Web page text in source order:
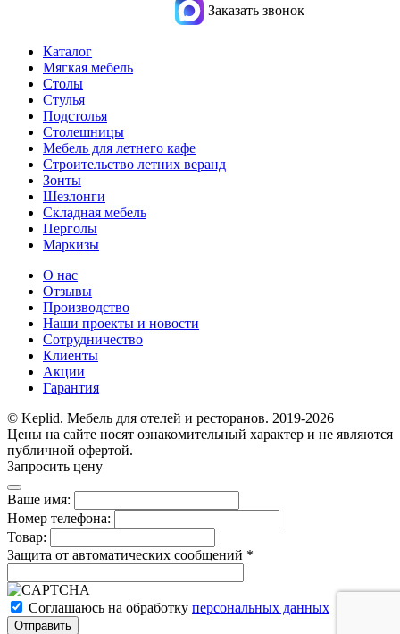
Заказать звонок
Каталог
Мягкая мебель
Столы
Стулья
Подстолья
Столешницы
Мебель для летнего кафе
Строительство летних веранд
Зонты
Шезлонги
Складная мебель
Перголы
Маркизы
О нас
Отзывы
Производство
Наши проекты и новости
Сотрудничество
Клиенты
Акции
Гарантия
© Keplid. Мебель для отелей и ресторанов. 2019-2026
Цены на сайте носят ознакомительный характер и не являются
публичной офертой.
Запросить цену
Ваше имя:
Номер телефона:
Товар:
Защита от автоматических сообщений *
Соглашаюсь на обработку персональных данных